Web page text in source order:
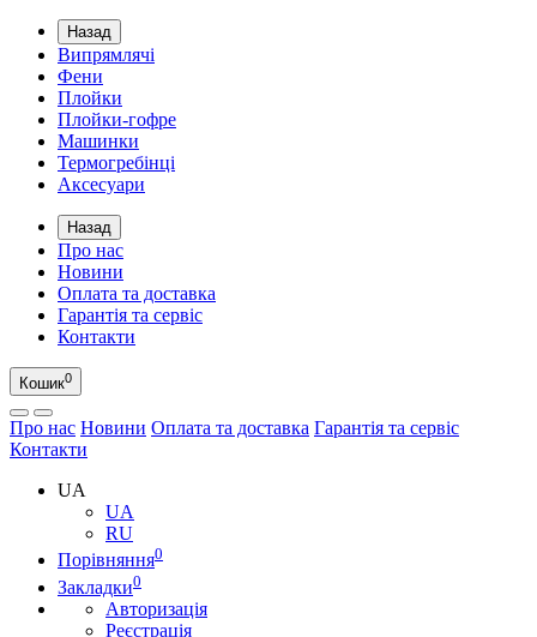
Назад
Випрямлячі
Фени
Плойки
Плойки-гофре
Машинки
Термогребінці
Аксесуари
Назад
Про нас
Новини
Оплата та доставка
Гарантія та сервіс
Контакти
Кошик0
Про нас Новини Оплата та доставка Гарантія та сервіс
Контакти
UA
UA
RU
Порівняння0
Закладки0
Авторизація
Реєстрація